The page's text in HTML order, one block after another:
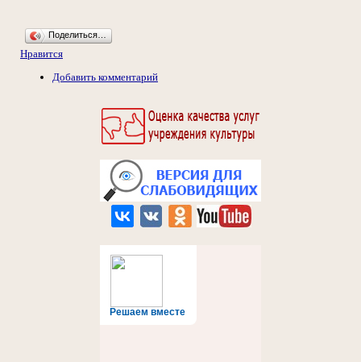
Решаем вместе
Поделиться…
Нравится
Добавить комментарий